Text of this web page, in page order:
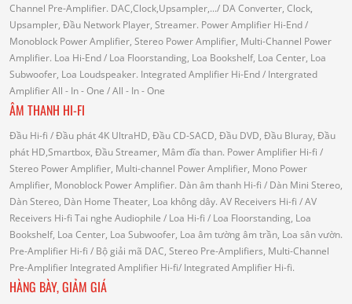
Channel Pre-Amplifier. DAC,Clock,Upsampler,.../ DA Converter, Clock,
Upsampler, Đầu Network Player, Streamer. Power Amplifier Hi-End/
Monoblock Power Amplifier, Stereo Power Amplifier, Multi-Channel Power
Amplifier. Loa Hi-End/ Loa Floorstanding, Loa Bookshelf, Loa Center, Loa
Subwoofer, Loa Loudspeaker. Integrated Amplifier Hi-End/ Intergrated
AmplifierAll - In - One / All - In - One
ÂM THANH HI-FI
Đầu Hi-fi / Đầu phát 4K UltraHD, Đầu CD-SACD, Đầu DVD, Đầu Bluray, Đầu
phát HD,Smartbox, Đầu Streamer, Mâm đĩa than. Power Amplifier Hi-fi /
Stereo Power Amplifier, Multi-channel Power Amplifier, Mono Power
Amplifier, Monoblock Power Amplifier. Dàn âm thanh Hi-fi / Dàn Mini Stereo,
Dàn Stereo, Dàn Home Theater, Loa không dây. AV Receivers Hi-fi / AV
Receivers Hi-fi Tai nghe Audiophile / Loa Hi-fi / Loa Floorstanding, Loa
Bookshelf, Loa Center, Loa Subwoofer, Loa âm tường âm trần, Loa sân vườn.
Pre-Amplifier Hi-fi / Bộ giải mã DAC, Stereo Pre-Amplifiers, Multi-Channel
Pre-Amplifier Integrated Amplifier Hi-fi/ Integrated Amplifier Hi-fi.
HÀNG BÀY, GIẢM GIÁ